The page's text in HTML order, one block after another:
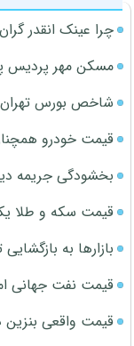
چرا عینک انقدر
مسکن مهر پردیس پس از ۱۷ سال
شاخص بورس تهران
قیمت خودرو
بخشودگی جریمه
قیمت سکه و طلا یکشنبه 18
بازارها به
قیمت نفت جهانی امروز
قیمت واقعی بنزین